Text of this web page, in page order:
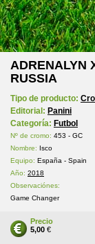
ADRENALYN
RUSSIA
Tipo de producto:
Editorial: Panini
Categoría: Futbol
Nº de cromo: 453 - GC
Nombre: Isco
Equipo: España - Spain
Año: 2018
Observaciónes:
Game Changer
Precio
5,00 €